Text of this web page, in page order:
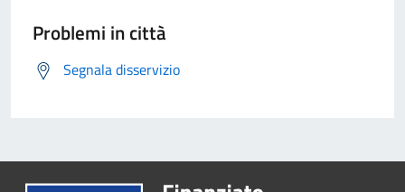
Problemi in città
Segnala disservizio